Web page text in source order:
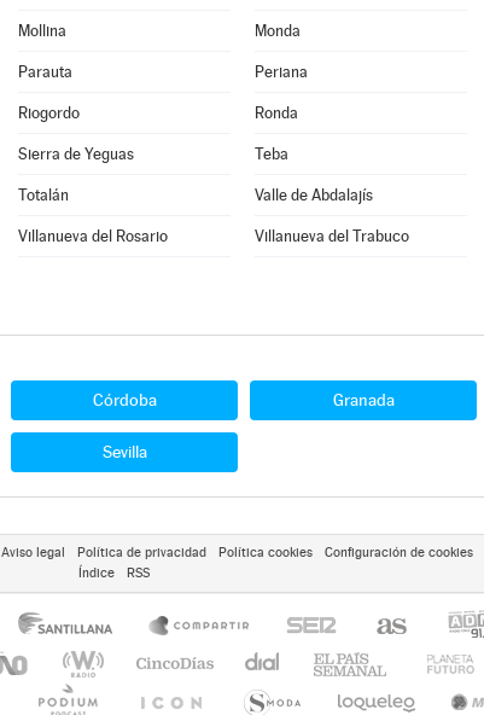
Mollina Monda
Parauta Periana
Riogordo Ronda
Sierra de Yeguas Teba
Totalán Valle de Abdalajís
Villanueva del Rosario Villanueva del Trabuco
Córdoba Granada
Sevilla
Aviso legal Política de privacidad Política cookies Configuración de cookies
Índice
RSS